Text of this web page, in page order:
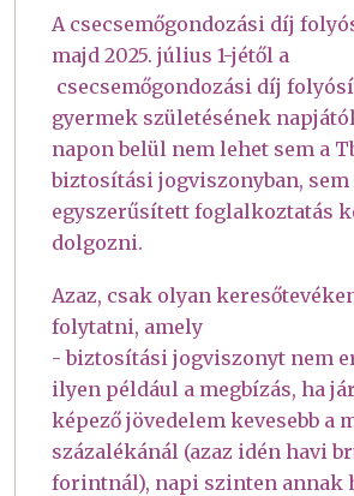
A csecsemőgondozási díj
majd 2025. július 1-jétől a
csecsemőgondozási díj
gyermek születésének
napon belül nem lehet sem a
biztosítási jogviszonyban, sem
egyszerűsített foglalkoztatás
dolgozni.
Azaz, csak olyan
folytatni, amely
- biztosítási jogviszonyt nem
ilyen például a megbízás, ha
képező jövedelem kevesebb a
százalékánál (azaz idén havi
forintnál), napi szinten annak